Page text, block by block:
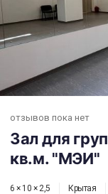
отзывов пока нет
Зал для
кв.м. "МЭИ"
6 × 10 × 2,5 Крытая